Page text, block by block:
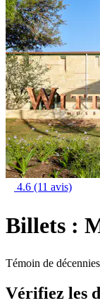
4.6 (11 avis)
Billets :
Témoin de
Vérifiez les